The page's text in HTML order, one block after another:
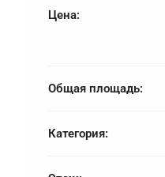
Цена:
Общая площадь:
Категория: